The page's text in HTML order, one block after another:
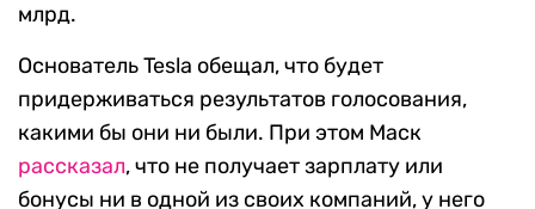
млрд.
Основатель Tesla обещал, что будет
придерживаться результатов голосования,
какими бы они ни были. При этом Маск
рассказал, что не получает зарплату или
бонусы ни в одной из своих компаний, у него